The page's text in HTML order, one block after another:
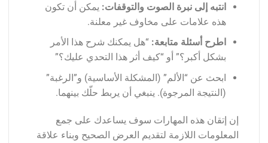
انتبه إلى نبرة الصوت والتوقفات: يمكن أن تكون
هذه علامات على مخاوف غير معلنة.
اطرح أسئلة متابعة: “هل يمكنك شرح هذا الأمر
بشكل أكبر؟” أو “كيف أثر هذا التحدي عليك؟”
ابحث عن “الألم” (المشكلة الأساسية) و”الرغبة”
(النتيجة المرجوة). ينبغي أن يربط حلّك بينهما.
إن إتقان هذه المهارات سوف يساعدك على جمع
المعلومات اللازمة لتقديم العرض الصحيح وبناء علاقة